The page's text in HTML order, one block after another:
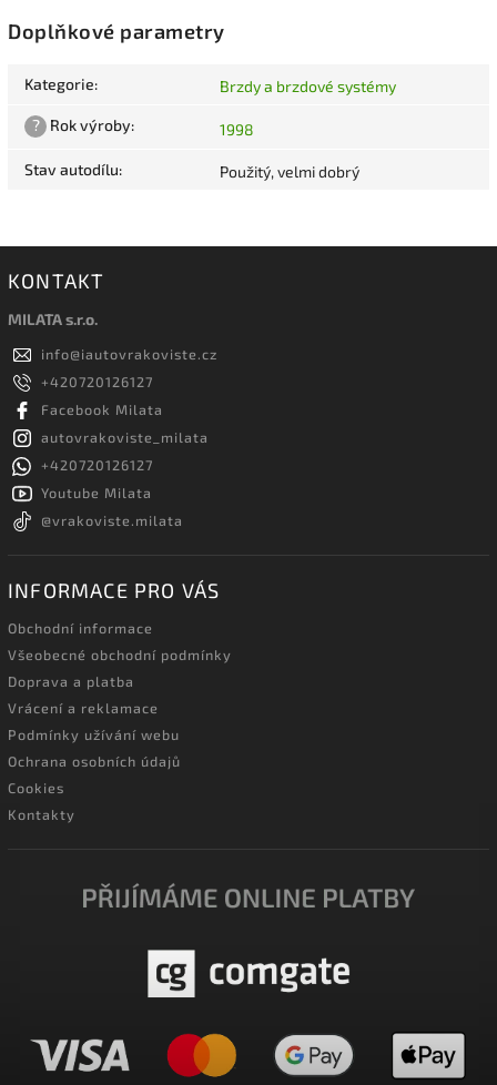
Doplňkové parametry
Kategorie: Brzdy a brzdové systémy
? Rok výroby: 1998
Stav autodílu: Použitý, velmi dobrý
KONTAKT
MILATA s.r.o.
info@iautovrakoviste.cz
+420720126127
Facebook Milata
autovrakoviste_milata
+420720126127
Youtube Milata
@vrakoviste.milata
INFORMACE PRO VÁS
Obchodní informace
Všeobecné obchodní podmínky
Doprava a platba
Vrácení a reklamace
Podmínky užívání webu
Ochrana osobních údajů
Cookies
Kontakty